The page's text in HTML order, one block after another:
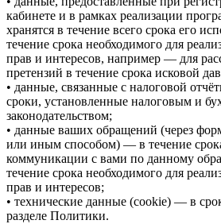
кабинете и в рамках реализации
хранятся в течение всего срока его
течение срока необходимого для
прав и интересов, например — для
претензий в течение срока исковой
• данные, связанные с налоговой
сроки, установленные налоговым и
законодательством;
• данные ваших обращений (через
или иным способом) — в течение
коммуникации с вами по данному
течение срока необходимого для
прав и интересов;
• технические данные (cookie) — в
разделе Политики.